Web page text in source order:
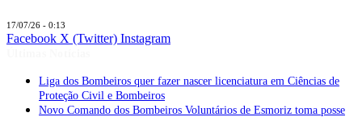
17/07/26 - 0:13
Facebook X (Twitter) Instagram
Liga dos Bombeiros quer fazer nascer licenciatura em Ciências de
Proteção Civil e Bombeiros
Novo Comando dos Bombeiros Voluntários de Esmoriz toma posse